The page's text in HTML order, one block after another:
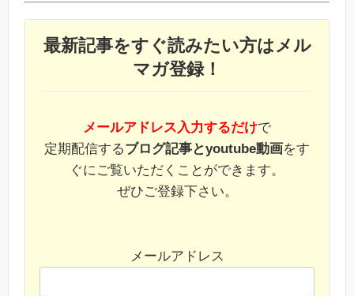
最新記事をすぐ読みたい方はメル
マガ登録！
メールアドレス入力するだけで
定期配信するブログ記事とyoutube動画をす
ぐにご覧いただくことができます。
ぜひご登録下さい。
メールアドレス